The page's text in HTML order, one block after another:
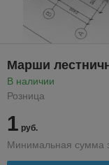
Марши
В наличии
Розница
1 руб.
Минимальная сумма